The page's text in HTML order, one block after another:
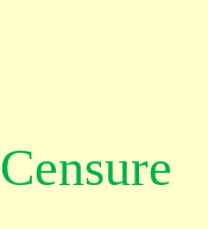
Censure